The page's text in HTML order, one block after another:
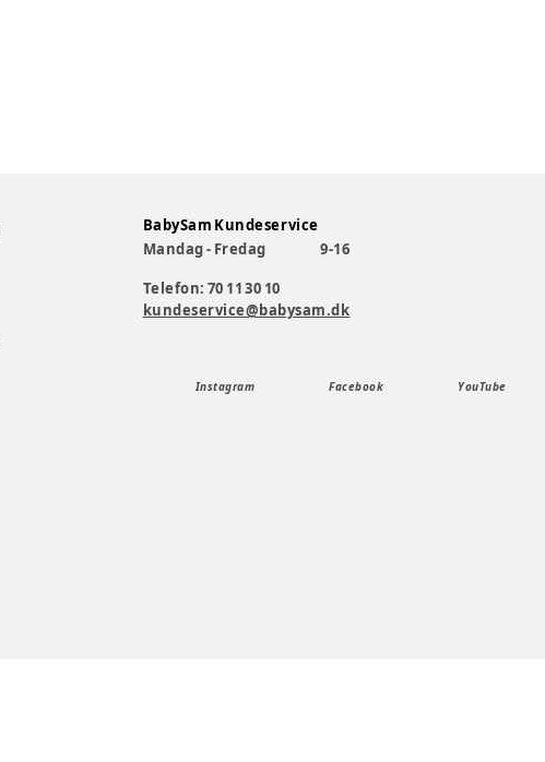
BabySam Kundeservice
Mandag - Fredag
9-16
Telefon: 70 11 30 10
kundeservice@babysam.dk
Instagram Facebook YouTube